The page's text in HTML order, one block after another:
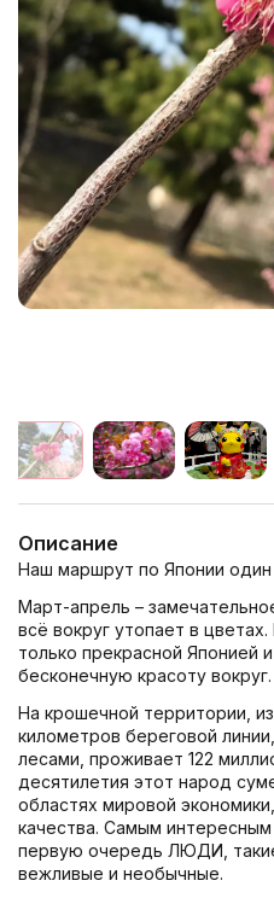
Описание
Наш маршрут по Японии
Март-апрель –
всё вокруг утопает в
только прекрасной Японией
бесконечную красоту вокруг.
На крошечной территории,
километров береговой
лесами, проживает 122
десятилетия этот народ
областях мировой
качества. Самым
первую очередь ЛЮДИ,
вежливые и необычные.